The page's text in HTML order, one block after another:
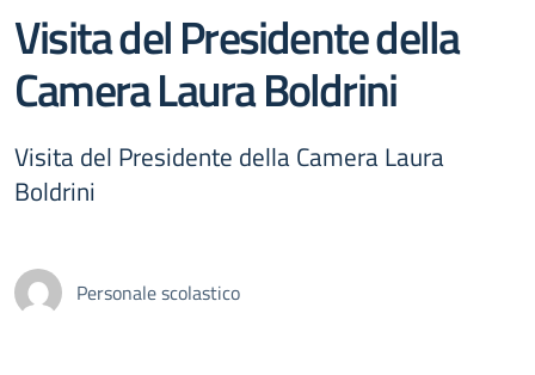
Visita del Presidente della
Camera Laura Boldrini
Visita del Presidente della Camera Laura
Boldrini
Personale scolastico